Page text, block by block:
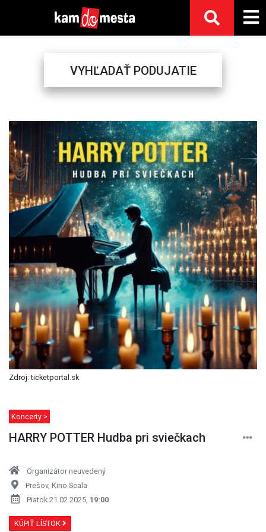
VYHĽADAŤ PODUJATIE
Zdroj: ticketportal.sk
Koncerty >
HARRY POTTER Hudba pri sviečkach
Organizátor neuvedený
Prešov, Kino Scala
Piatok 21.02.2025, 19:00
KÚPIŤ LÍSTOK